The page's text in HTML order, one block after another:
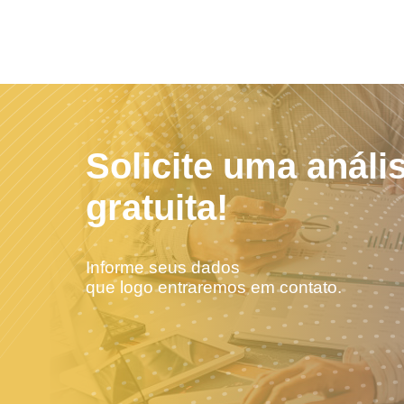
Solicite uma
gratuita!
Informe seus dados
que logo entraremos em contato.